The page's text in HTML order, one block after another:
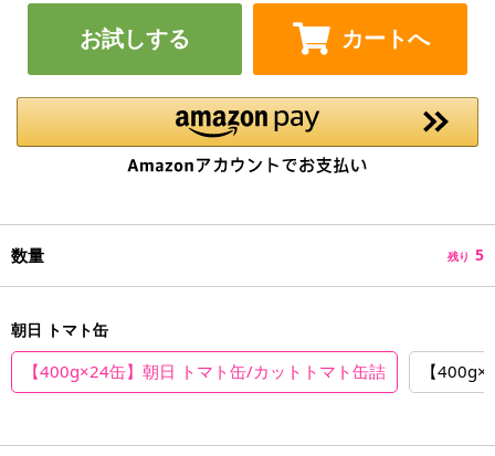
お試しする カートへ
数量 残り 5
朝日 トマト缶
【400g×24缶】朝日 トマト缶/カットトマト缶詰 【